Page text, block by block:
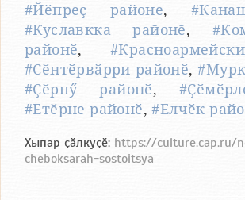
#Йӗпреҫ районе,
#Куславкка районӗ,
районӗ,
#Сӗнтӗрвӑрри районӗ,
#Ҫӗрпӳ районӗ,
#Етӗрне районӗ,#Елчӗк
Хыпар ҫӑлкуҫӗ: https://culture.cap.ru/
cheboksarah-sostoitsya